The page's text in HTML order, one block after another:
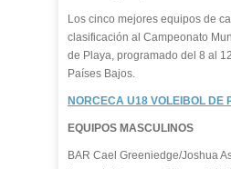
Los cinco mejores equipos de
clasificación al Campeonato
de Playa, programado del 8 al
Países Bajos.
NORCECA U18 VOLEIBOL DE
EQUIPOS MASCULINOS
BAR Cael Greeniedge/Joshua